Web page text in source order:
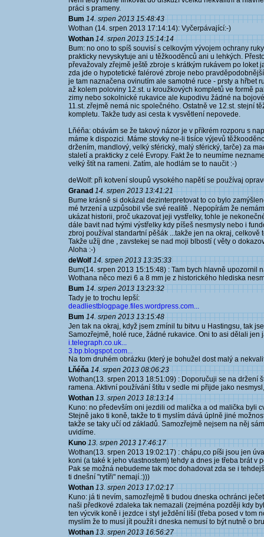
práci s prameny.
Bum 14. srpen 2013 15:48:43
Wothan (14. srpen 2013 17:14:14): Vyčerpávající:-)
Wothan 14. srpen 2013 15:14:14
Bum: no ono to spíš souvisí s celkovým vývojem ochrany
prakticky nevyskytuje ani u těžkooděnců ani u lehkých.
převažovaly zřejmě ještě zbroje s krátkým rukávem po loket
zda jde o hypotetické falérové zbroje nebo
je tam naznačena ovinutím ale samotné ruce - prsty a hřbet
až kolem poloviny 12.st. u kroužkových kompletů ve formě
zimy nebo sokolnické rukavice ale kupodivu žádné na
11.st. zřejmě nemá nic společného. Ostatně ve 12.st. stejní
kompletu. Takže tudy asi cesta k vysvětlení nepovede.
Lňéňa: obávám se že takový názor je v příkrém rozporu s
máme k dispozici. Máme stovky ne-li tisíce výjevů
držením, mandlový, velký sférický, malý sférický, tarče) za
staletí a prakticky z celé Evropy. Fakt že to neumíme
velký štít na rameni. Zatím, ale hodlám se to naučit :-)
deWolf: při kotvení sloupů vysokého napětí se používaj
Granad 14. srpen 2013 13:41:21
Bume krásně si dokázal dezinterpretovat to co bylo
mé tvrzení a uzpůsobil vše své realitě . Nepopírám že
ukázat historii, proč ukazovat jeji vystřelky, tohle je
dále bavit nad tvými výstřelky kdy píšeš nesmysly nebo i
zbroj používal standartní pěšák ...takže jen na okraj,
Takže užíj dne , zavstekej se nad moji blbostí ( věty o
Aloha :-)
deWolf 14. srpen 2013 13:35:33
Bum(14. srpen 2013 15:15:48) : Tam bych hlavně upozornil
Wothana něco mezi 6 a 8 mm je z historického hlediska
Bum 14. srpen 2013 13:23:32
Tady je to trochu lepší:
deadliestblogpage.files.wordpress.com...
Bum 14. srpen 2013 13:15:48
Jen tak na okraj, když jsem zmínil tu bitvu u Hastingsu, tak
Samozřejmě, holé ruce, žádné rukavice. Oni to asi dělali jen
i.telegraph.co.uk...
3.bp.blogspot.com...
Na tom druhém obrázku (který je bohužel dost malý a
Lňéňa 14. srpen 2013 08:06:23
Wothan(13. srpen 2013 18:51:09) : Doporučuji se na držení
ramena. Aktivní používání štítu v sedle mi přijde jako
Wothan 13. srpen 2013 18:13:14
Kuno: no především oni jezdili od malička a od malička byli
Stejně jako ti koně, takže to ti myslím dává úplně jiné
takže se taky učí od základů. Samozřejmě nejsem na něj
uvidíme.
Kuno 13. srpen 2013 17:46:17
Wothan(13. srpen 2013 19:02:17) : chápu,co píši jsou jen
koni (a také k jeho vlastnostem) tehdy a dnes je třeba brát v
Pak se možná nebudeme tak moc dohadovat zda se i
ti dnešní "rytíři" nemají.:)))
Wothan 13. srpen 2013 17:02:17
Kuno: já ti nevím, samozřejmě ti budou dneska ochránci
naši předkové zdaleka tak nemazali (zejména později kdy
ten výcvik koně i jezdce i styl ježdění liší (třeba posed v tom
myslím že to musí jít použít i dneska nemusí to být nutně o
Wothan 13. srpen 2013 16:56:27